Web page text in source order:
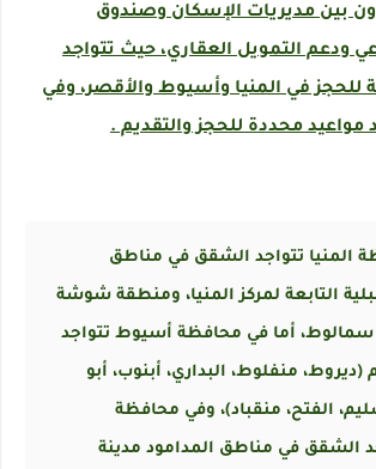
بين مديريات الإسكان وصندوق
ودعم التمويل العقاري، حيث تتواجد
في المنيا وأسيوط والأقصر، وفي
محددة للحجز والتقديم .
المنيا تتواجد الشقق في مناطق
التابعة لمركز المنيا، ومنطقة شوشة
سمالوط، أما في محافظة أسيوط تتواجد
هم (ديروط، منفلوط، البداري، أبنوب، أبو
الفتح، منقباد)، وفي محافظة
الشقق في مناطق المدامود مدينة